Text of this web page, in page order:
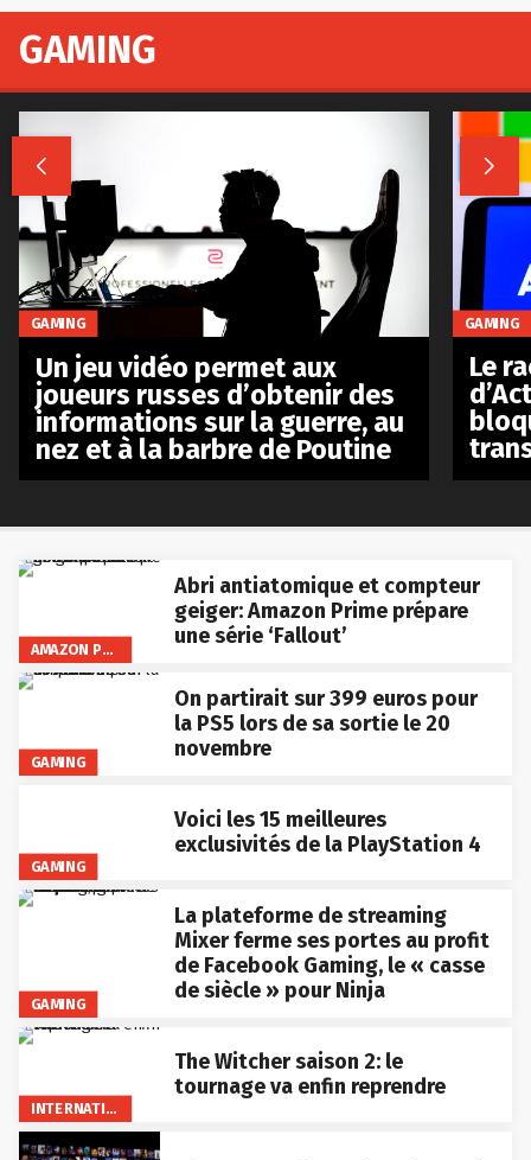
AMAZON PRIME VIDEO
Abri antiatomique et compteur
geiger: Amazon Prime prépare
une série ‘Fallout’
GAMING
On partirait sur 399 euros pour
la PS5 lors de sa sortie le 20
novembre
GAMING
Voici les 15 meilleures
exclusivités de la PlayStation 4
GAMING
La plateforme de streaming
Mixer ferme ses portes au profit
de Facebook Gaming, le « casse
de siècle » pour Ninja
INTERNATIONAL
The Witcher saison 2: le
tournage va enfin reprendre
GAMING
 
GAMING
Un jeu vidéo permet aux
joueurs russes d’obtenir des
informations sur la guerre, au
nez et à la barbre de Poutine
GAMING
Le